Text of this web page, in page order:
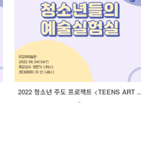
2022 청소년 주도 프로젝트 <TEENS ART ..
-